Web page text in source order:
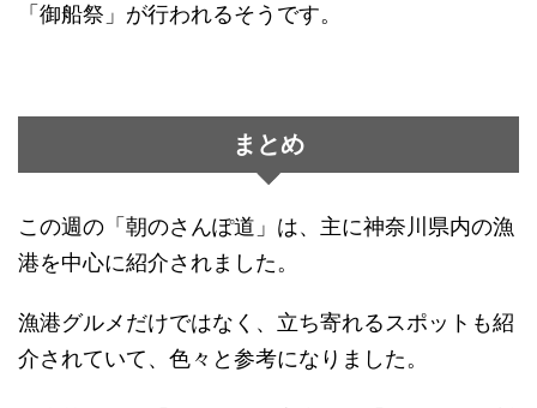
「御船祭」が行われるそうです。
まとめ
この週の「朝のさんぽ道」は、主に神奈川県内の漁
港を中心に紹介されました。
漁港グルメだけではなく、立ち寄れるスポットも紹
介されていて、色々と参考になりました。